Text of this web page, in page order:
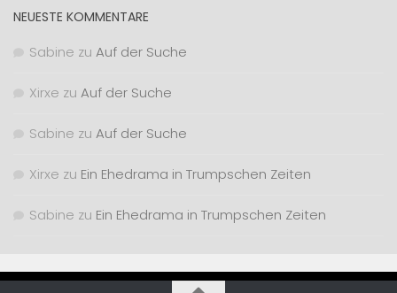
NEUESTE KOMMENTARE
Sabine zu Auf der Suche
Xirxe zu Auf der Suche
Sabine zu Auf der Suche
Xirxe zu Ein Ehedrama in Trumpschen Zeiten
Sabine zu Ein Ehedrama in Trumpschen Zeiten